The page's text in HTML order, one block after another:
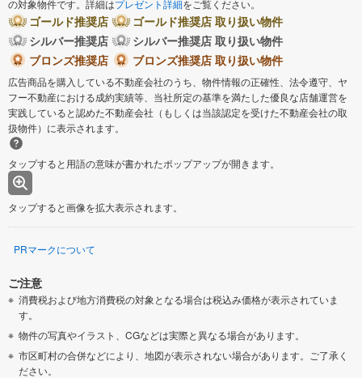
の対象物件です。詳細はプレゼント詳細をご覧ください。
ゴールド推奨店
ゴールド推奨店 取り扱い物件
シルバー推奨店
シルバー推奨店 取り扱い物件
ブロンズ推奨店
ブロンズ推奨店 取り扱い物件
広告商品を購入している不動産会社のうち、物件情報の正確性、法令遵守、ヤ
フー不動産における成約実績等、当社所定の基準を満たした優良な店舗運営を
実践していると認めた不動産会社（もしくは当該認定を受けた不動産会社の取
扱物件）に表示されます。
タップすると用語の意味が書かれたポップアップが開きます。
タップすると画像を拡大表示されます。
PRマークについて
ご注意
消費税および地方消費税の対象となる場合は税込み価格が表示されていま
す。
物件の写真やイラスト、CGなどは実際と異なる場合があります。
市区町村の合併などにより、地図が表示されない場合があります。ご了承く
ださい。